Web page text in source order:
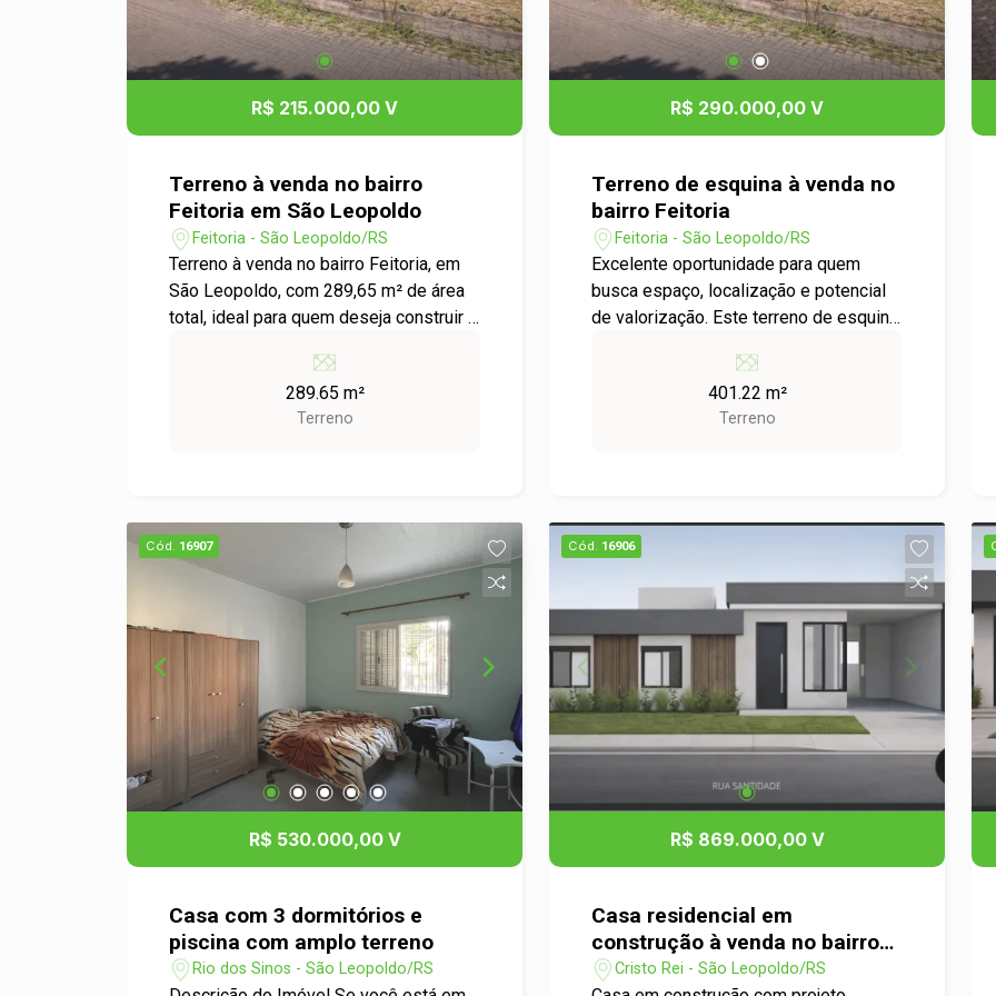
visita e venha conhecer de perto tudo o
que este imóvel tem a oferecer.
R$ 215.000,00 V
Terreno à venda no bairro
Feitoria em São Leopoldo
Feitoria - São Leopoldo/RS
Terreno à venda no bairro Feitoria, em
São Leopoldo, com 289,65 m² de área
total, ideal para quem deseja construir a
em constante valorização. Com
excelente aproveitamento, o lote
oferece o espaço ideal para diferentes
serviços, proporcionando praticidade e
qualidade de vida. Esta é uma ótima
oportunidade para quem busca um
terreno bem localizado e com grande
potencial. Entre em contato para mais
informações e agende uma visita!
289.65 m²
Terreno
R$ 290.000,00 V
Terreno de esquina à venda no
bairro Feitoria
Feitoria - São Leopoldo/RS
Excelente oportunidade para quem
busca espaço, localização e potencial
de valorização. Este terreno de esquina
oferecendo maior aproveitamento para
projetos residenciais ou de
comércios, escolas, serviços e às
principais vias da cidade,
proporcionando praticidade para o dia a
dia. A posição de esquina garante mais
visibilidade, melhor aproveitamento do
terreno e diversas possibilidades de
construção. Entre em contato e agende
uma visita para conhecer esta
excelente oportunidade!
401.22 m²
Terreno
Cód. 16907
R$ 530.000,00 V
Casa com 3 dormitórios e
piscina com amplo terreno
Rio dos Sinos - São Leopoldo/RS
Cód. 16906
R$ 869.000,00 V
Casa residencial em
construção à venda no bairro
Cristo Rei
Cristo Rei - São Leopoldo/RS